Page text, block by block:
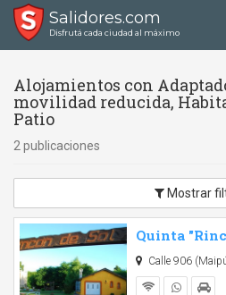
Salidores.com
Disfrutá cada ciudad al máximo
Alojamientos con
movilidad reducida,
Patio
2 publicaciones
Mostrar
Quinta
Calle 906